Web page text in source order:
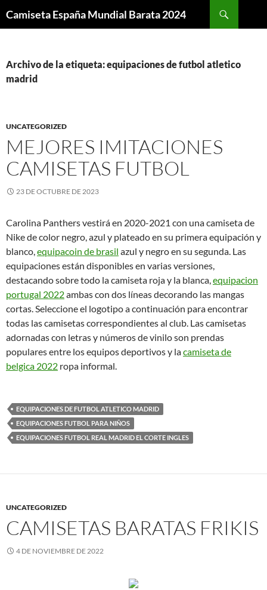
Camiseta España Mundial Barata 2024
Archivo de la etiqueta: equipaciones de futbol atletico
madrid
UNCATEGORIZED
MEJORES IMITACIONES
CAMISETAS FUTBOL
23 DE OCTUBRE DE 2023
Carolina Panthers vestirá en 2020-2021 con una camiseta de
Nike de color negro, azul y plateado en su primera equipación y
blanco,equipacoin de brasil azul y negro en su segunda. Las
equipaciones están disponibles en varias versiones,
destacando sobre todo la camiseta roja y la blanca,equipacion
portugal 2022ambas con dos líneas decorando las mangas
cortas. Seleccione el logotipo a continuación para encontrar
todas las camisetas correspondientes al club. Las camisetas
adornadas con letras y números de vinilo son prendas
populares entre los equipos deportivos y lacamiseta de
belgica 2022 ropa informal.
EQUIPACIONES DE FUTBOL ATLETICO MADRID
EQUIPACIONES FUTBOL PARA NIÑOS
EQUIPACIONES FUTBOL REAL MADRID EL CORTE INGLES
UNCATEGORIZED
CAMISETAS BARATAS FRIKIS
4 DE NOVIEMBRE DE 2022